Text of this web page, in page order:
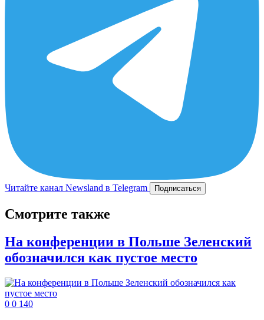
Читайте канал Newsland в Telegram Подписаться
Смотрите также
На конференции в Польше Зеленский
обозначился как пустое место
0 0 140